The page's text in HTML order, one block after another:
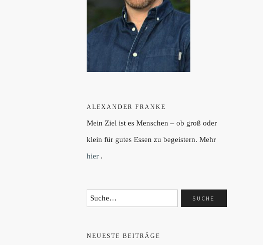
ALEXANDER FRANKE
Mein Ziel ist es Menschen – ob groß oder
klein für gutes Essen zu begeistern. Mehr
hier .
NEUESTE BEITRÄGE